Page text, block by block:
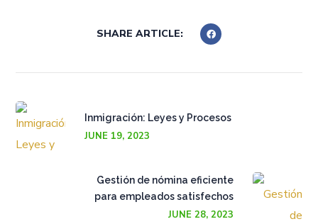
SHARE ARTICLE:
Inmigración: Leyes y Procesos
JUNE 19, 2023
Gestión de nómina eficiente
para empleados satisfechos
JUNE 28, 2023